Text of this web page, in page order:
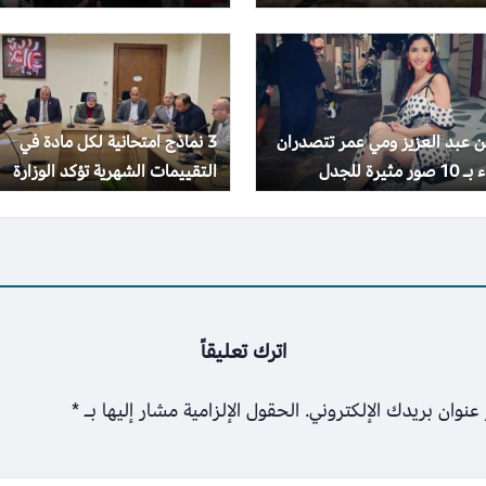
عبد العزيز ومي عمر تتصدران
للجدل
3 نماذج امتحانية لكل مادة في
التقييمات الشهرية تؤكد الوزارة
إجراؤها في موعدها
اترك تعليقاً
بريدك الإلكتروني. الحقول الإلزامية مشار إليها بـ*